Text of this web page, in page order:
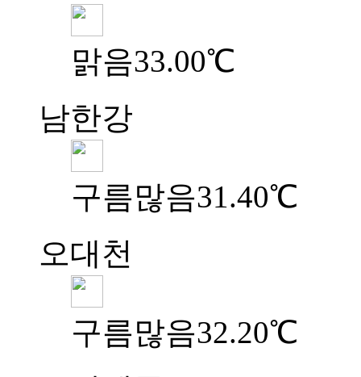
맑음33.00℃
남한강
구름많음31.40℃
오대천
구름많음32.20℃